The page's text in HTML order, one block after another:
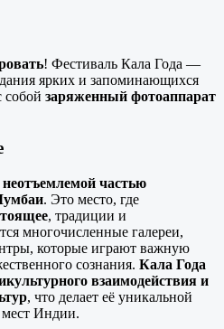
! Фестиваль Кала Года —
ярких и запоминающихся
собой заряженный фотоаппарат
неотъемлемой частью
. Это место, где
, традиции и
многочисленные галереи,
которые играют важную
сознания. Кала Года
взаимодействия и
, что делает её уникальной
мест Индии.